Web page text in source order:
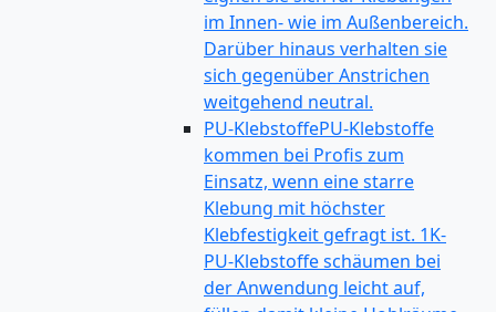
im Innen- wie im Außenbereich.
Darüber hinaus verhalten sie
sich gegenüber Anstrichen
weitgehend neutral.
PU-KlebstoffePU-Klebstoffe
kommen bei Profis zum
Einsatz, wenn eine starre
Klebung mit höchster
Klebfestigkeit gefragt ist. 1K-
PU-Klebstoffe schäumen bei
der Anwendung leicht auf,